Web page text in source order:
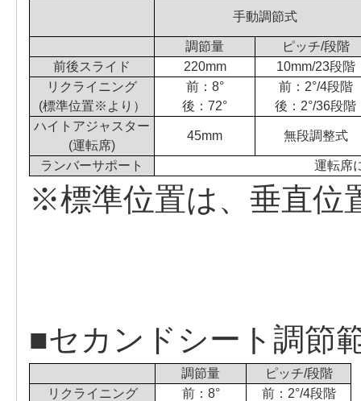
手動調節式
調節量
ピッチ/段階
前後スライド
220mm
10mm/23段階
リクライニング
(標準位置※より）
前：8°
後：72°
前：2°/4段階
後：2°/36段階
ハイトアジャスター
(運転席)
45mm 無段調整式
ランバーサポート 運転席
※標準位置は、垂直位
■セカンドシート調節
調節量
ピッチ/段階
リクライニング
前：8°
前：2°/4段階